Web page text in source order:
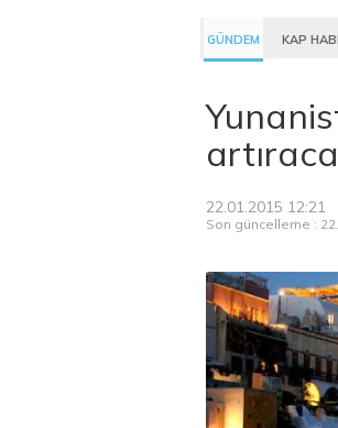
GÜNDEM KAP
22.01.2015 12:21
Son güncelleme :